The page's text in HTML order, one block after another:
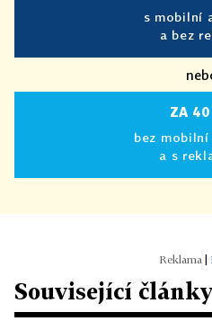
s mobilní
a bez
ZA 40
bez
a s
Související články